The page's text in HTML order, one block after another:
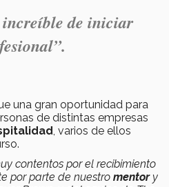
de iniciar
una gran oportunidad para
de distintas empresas
, varios de ellos
contentos por el recibimiento
por parte de nuestro mentory